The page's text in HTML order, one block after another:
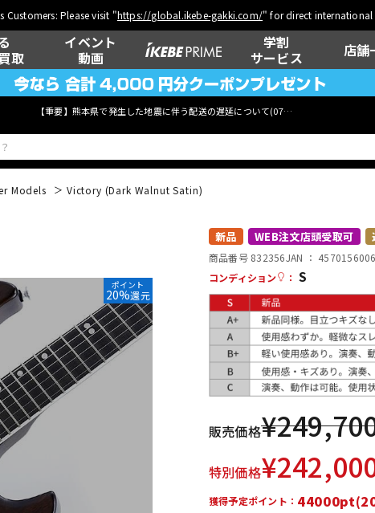
Customers: Please visit "https://global.ikebe-gakki.com/" for direct international
取
イベント
動画
学割
サービス
店舗
【重要】熊本県で発生した地震に伴う配送の遅延について(07月29日
ウクレレ
管楽器 その他楽器
DTM オンラ
イン納品
レコーディン
グ機器
Models Victory (Dark Walnut Satin)
ポイント
20%還元
新品 WEB注文店頭受取可
商品番号 832356JAN ：
コンディション
： S
販売価格¥
特別価格¥
獲得予定ポイント：